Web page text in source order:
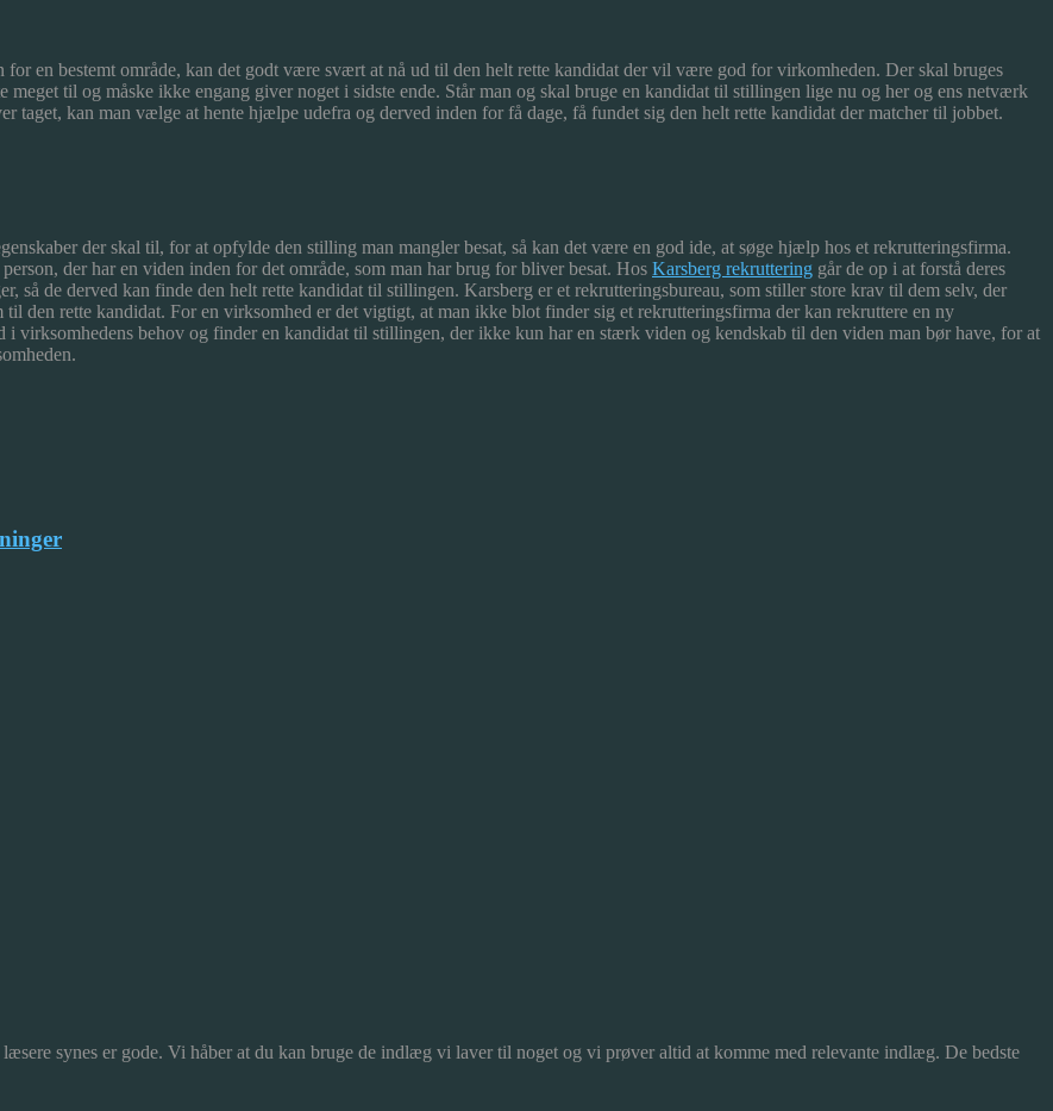
for en bestemt område, kan det godt være svært at nå ud til den helt rette kandidat der vil være god for virkomheden. Der skal bruges
meget til og måske ikke engang giver noget i sidste ende. Står man og skal bruge en kandidat til stillingen lige nu og her og ens netværk
taget, kan man vælge at hente hjælpe udefra og derved inden for få dage, få fundet sig den helt rette kandidat der matcher til jobbet.
der skal til, for at opfylde den stilling man mangler besat, så kan det være en god ide, at søge hjælp hos et rekrutteringsfirma.
der har en viden inden for det område, som man har brug for bliver besat. Hos Karsberg rekruttering går de op i at forstå deres
så de derved kan finde den helt rette kandidat til stillingen. Karsberg er et rekrutteringsbureau, som stiller store krav til dem selv, der
den rette kandidat. For en virksomhed er det vigtigt, at man ikke blot finder sig et rekrutteringsfirma der kan rekruttere en ny
i virksomhedens behov og finder en kandidat til stillingen, der ikke kun har en stærk viden og kendskab til den viden man bør have, for at
synes er gode. Vi håber at du kan bruge de indlæg vi laver til noget og vi prøver altid at komme med relevante indlæg. De bedste